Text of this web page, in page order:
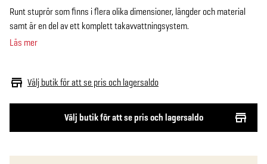
Välj butik för att se pris och lagersaldo
Välj butik för att se pris och lagersaldo
Runt stuprör som finns i flera olika dimensioner, längder och material
samt är en del av ett komplett takavvattningsystem.
Läs mer